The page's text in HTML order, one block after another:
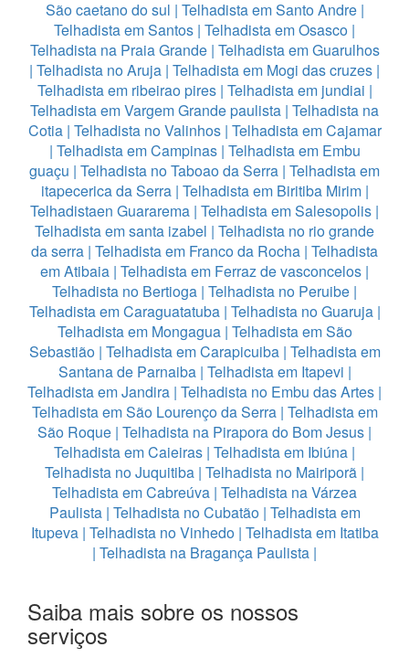
São caetano do sul | Telhadista em Santo Andre|
Telhadista em Santos | Telhadista em Osasco |
Telhadista na Praia Grande| Telhadista em Guarulhos
| Telhadista no Aruja | Telhadista em Mogi das cruzes |
Telhadista em ribeirao pires| Telhadista em jundiai |
Telhadista em Vargem Grande paulista | Telhadista na
Cotia| Telhadista no Valinhos| Telhadista em Cajamar
| Telhadista em Campinas| Telhadista em Embu
guaçu | Telhadista no Taboao da Serra | Telhadista em
itapecerica da Serra| Telhadista em Biritiba Mirim|
Telhadistaen Guararema | Telhadista em Salesopolis |
Telhadista em santa izabel | Telhadista no rio grande
da serra | Telhadista em Franco da Rocha | Telhadista
em Atibaia | Telhadista em Ferraz de vasconcelos |
Telhadista no Bertioga | Telhadista no Peruibe |
Telhadista em Caraguatatuba| Telhadista no Guaruja|
Telhadista em Mongagua| Telhadista em São
Sebastião| Telhadista em Carapicuiba| Telhadista em
Santana de Parnaiba| Telhadista em Itapevi |
Telhadista em Jandira | Telhadista no Embu das Artes |
Telhadista em São Lourenço da Serra| Telhadista em
São Roque | Telhadista na Pirapora do Bom Jesus |
Telhadista em Caieiras | Telhadista em Ibiúna |
Telhadista no Juquitiba | Telhadista no Mairiporã |
Telhadista em Cabreúva | Telhadista na Várzea
Paulista| Telhadista no Cubatão| Telhadista em
Itupeva| Telhadista no Vinhedo| Telhadista em Itatiba
| Telhadista na Bragança Paulista |
Saiba mais sobre os nossos
serviços